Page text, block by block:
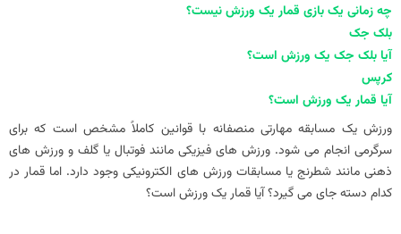
چه زمانی یک بازی قمار یک ورزش نیست؟
بلک جک
آیا بلک جک یک ورزش است؟
کرپس
آیا قمار یک ورزش است؟
ورزش یک مسابقه مهارتی منصفانه با قوانین کاملاً مشخص است که برای
سرگرمی انجام می شود. ورزش های فیزیکی مانند فوتبال یا گلف و ورزش های
ذهنی مانند شطرنج یا مسابقات ورزش های الکترونیکی وجود دارد. اما قمار در
کدام دسته جای می گیرد؟ آیا قمار یک ورزش است؟